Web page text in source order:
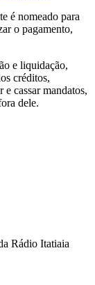
é nomeado para
o pagamento,
e liquidação,
créditos,
cassar mandatos,
dele.
Rádio Itatiaia